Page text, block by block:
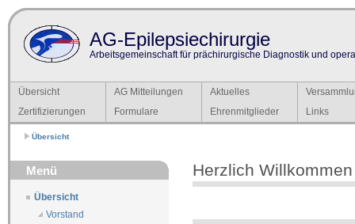
AG-Epilepsiechirurgie
Arbeitsgemeinschaft für prächirurgische Diagnostik und
Übersicht AG Mitteilungen Aktuelles
Zertifizierungen
Formulare Ehrenmitglieder Links
Übersicht
Menü
Übersicht
Vorstand
Herzlich Willkommen